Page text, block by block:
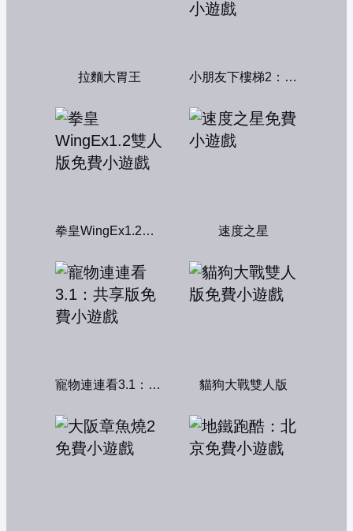
拉麵大胃王 小朋友下樓梯2：中文版
拳皇WingEx1.2雙人版 速度之星
寵物連連看3.1：共享版 貓狗大戰雙人版